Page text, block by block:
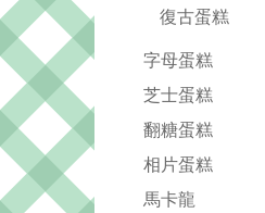
復古蛋糕
字母蛋糕
芝士蛋糕
翻糖蛋糕
相片蛋糕
馬卡龍